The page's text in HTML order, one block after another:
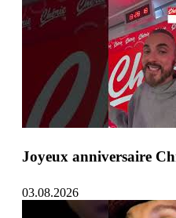
Joyeux anniversaire
03.08.2026